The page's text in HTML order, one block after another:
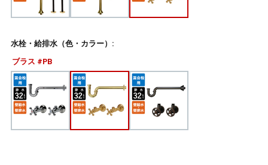
水栓・給排水（色・カラー）:
ブラス #PB